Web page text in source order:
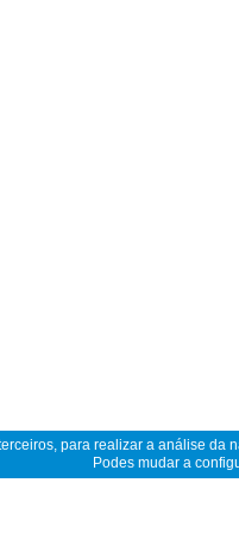
para realizar a análise da
Podes mudar a